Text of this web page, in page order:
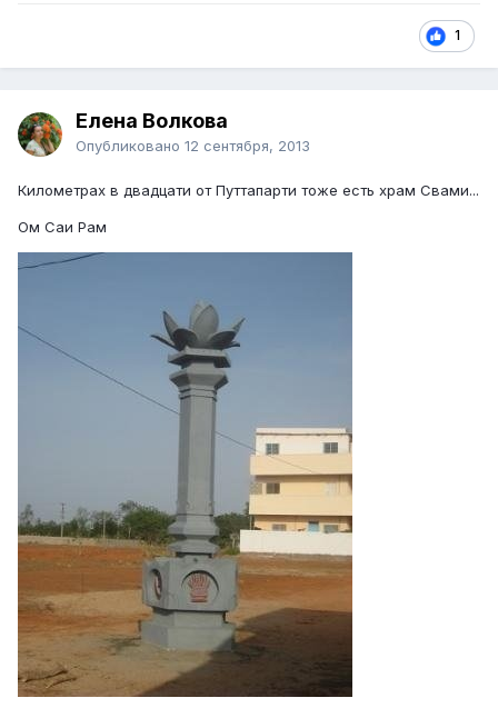
1
Елена Волкова
Опубликовано 12 сентября, 2013
Километрах в двадцати от Путтапарти тоже есть храм Свами...
Ом Саи Рам